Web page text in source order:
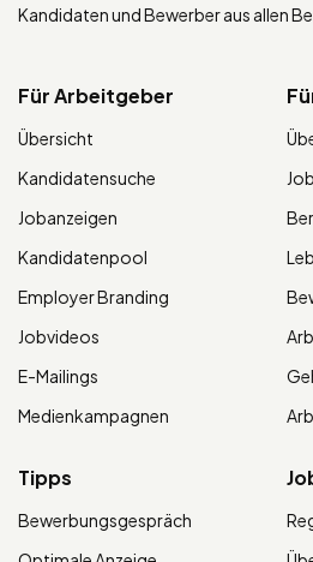
Kandidaten und Bewerber aus allen
Für Arbeitgeber
Übersicht
Kandidatensuche
Jobanzeigen
Kandidatenpool
Employer Branding
Jobvideos
E-Mailings
Medienkampagnen
Tipps
Bewerbungsgespräch